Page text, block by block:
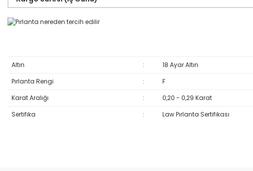
Altın :
18 Ayar Altın
Pırlanta Rengi
:
F
Karat Aralığı
:
0,20 - 0,29 Karat
Sertifika
: Law Pırlanta Sertifikası